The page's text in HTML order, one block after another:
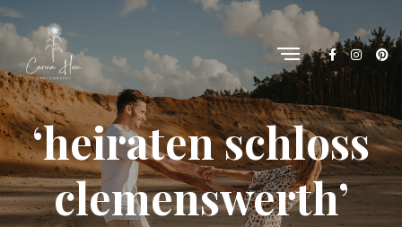
‘heiraten schloss
clemenswerth’